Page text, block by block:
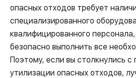
опасных отходов требует
специализированного
квалифицированного
безопасно выполнить все
Поэтому, если вы столкнулись с
утилизации опасных отходов,